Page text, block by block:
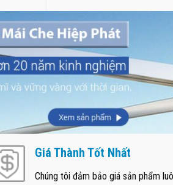
Giá Thành Tốt Nhất
Chúng tôi đảm bảo giá sản phẩm